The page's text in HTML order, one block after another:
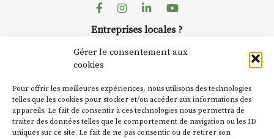
Gérer le consentement aux
cookies
Pour offrir les meilleures expériences, nous utilisons des technologies
telles que les cookies pour stocker et/ou accéder aux informations des
appareils. Le fait de consentir à ces technologies nous permettra de
traiter des données telles que le comportement de navigation ou les ID
uniques sur ce site. Le fait de ne pas consentir ou de retirer son
FacebookInstagram
LinkedinYoutube
Entreprises locales ?
Suivez toute l'actu de Strada